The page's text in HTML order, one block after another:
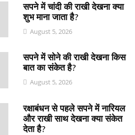
सपने में चांदी की राखी देखना क्या
शुभ माना जाता है?
August 5, 2026
सपने में सोने की राखी देखना किस
बात का संकेत है?
August 5, 2026
रक्षाबंधन से पहले सपने में नारियल
और राखी साथ देखना क्या संकेत
देता है?